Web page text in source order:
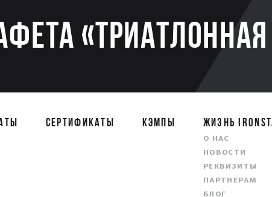
СЕРТИФИКАТЫ КЭМПЫ ЖИЗНЬ
О НАС
НОВОСТИ
РЕКВИЗИТЫ
ПАРТНЕРАМ
БЛОГ